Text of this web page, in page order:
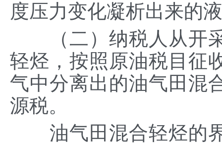
度压力变化凝析出来的
（二）纳税人从开采
轻烃，按照原油税目征
气中分离出的油气田混
源税。
油气田混合轻烃的界